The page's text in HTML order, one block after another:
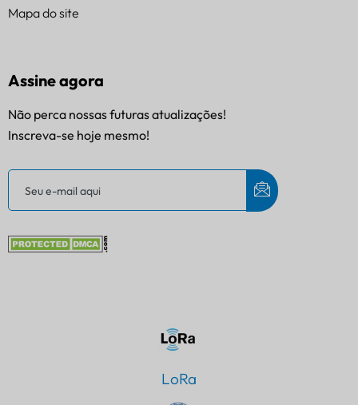
Mapa do site
Assine agora
Não perca nossas futuras atualizações!
Inscreva-se hoje mesmo!
LoRa